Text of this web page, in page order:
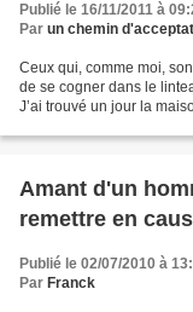
Publié le 16/11/2011 à
Par un chemin
Ceux qui, comme moi,
de se cogner dans le
J’ai trouvé un jour la
Amant d'un
remettre en
Publié le 02/07/2010 à
Par Franck